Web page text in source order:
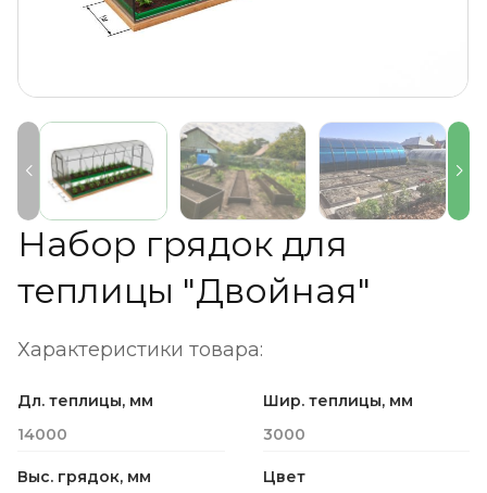
Набор грядок для
теплицы "Двойная"
Характеристики товара:
Дл. теплицы, мм
14000
Шир. теплицы, мм
3000
Выс. грядок, мм
Цвет